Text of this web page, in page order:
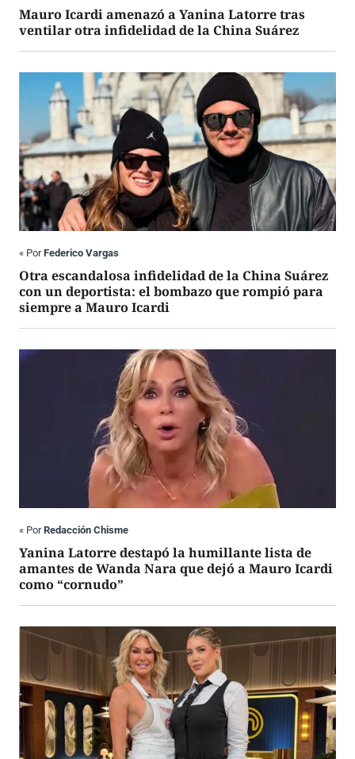
Mauro Icardi amenazó a Yanina Latorre tras
ventilar otra infidelidad de la China Suárez
« PorFederico Vargas
Otra escandalosa infidelidad de la China Suárez
con un deportista: el bombazo que rompió para
siempre a Mauro Icardi
« PorRedacción Chisme
Yanina Latorre destapó la humillante lista de
amantes de Wanda Nara que dejó a Mauro Icardi
como “cornudo”